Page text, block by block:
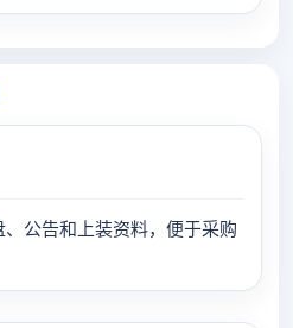
公告和上装资料，便于采购